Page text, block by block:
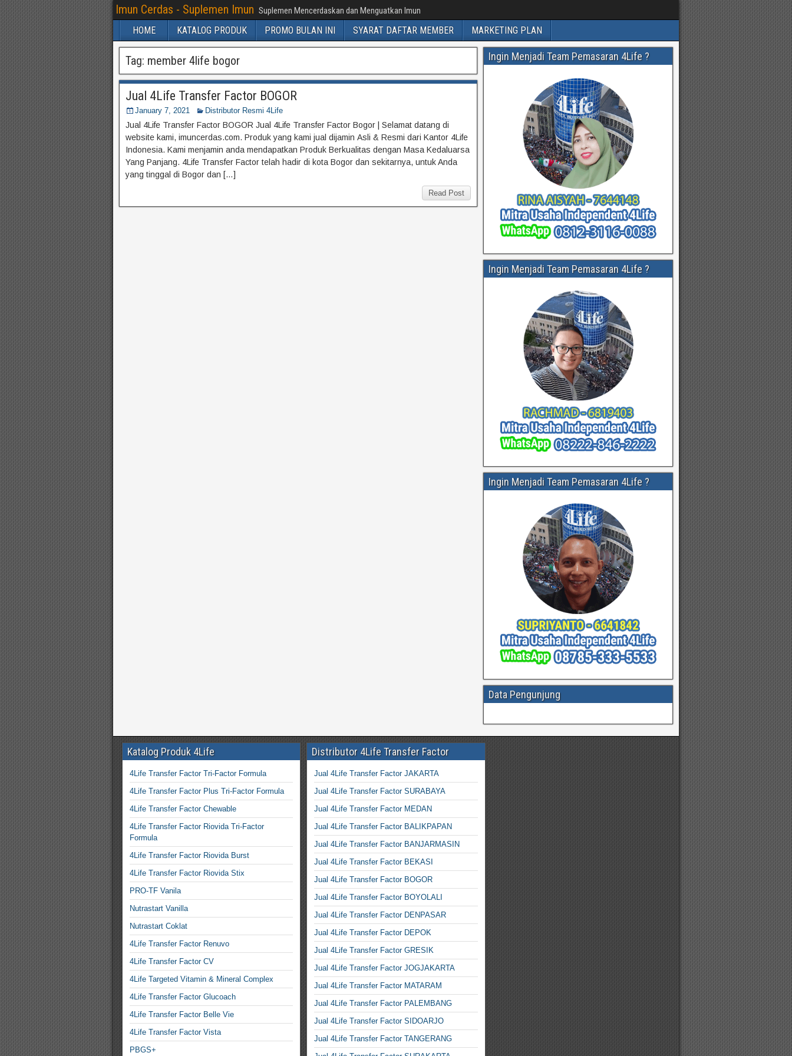
Imun Cerdas - Suplemen Imun Suplemen Mencerdaskan dan Menguatkan Imun
HOME KATALOG PRODUK PROMO BULAN INI SYARAT DAFTAR MEMBER MARKETING PLAN
Tag: member 4life bogor
Jual 4Life Transfer Factor BOGOR
January 7, 2021 Distributor Resmi 4Life
Jual 4Life Transfer Factor BOGOR Jual 4Life Transfer Factor Bogor | Selamat datang di
website kami, imuncerdas.com. Produk yang kami jual dijamin Asli & Resmi dari Kantor 4Life
Indonesia. Kami menjamin anda mendapatkan Produk Berkualitas dengan Masa Kedaluarsa
Yang Panjang. 4Life Transfer Factor telah hadir di kota Bogor dan sekitarnya, untuk Anda
yang tinggal di Bogor dan […]
Read Post
Ingin Menjadi Team Pemasaran 4Life ?
Ingin Menjadi Team Pemasaran 4Life ?
Ingin Menjadi Team Pemasaran 4Life ?
Data Pengunjung
Katalog Produk 4Life
4Life Transfer Factor Tri-Factor Formula
4Life Transfer Factor Plus Tri-Factor Formula
4Life Transfer Factor Chewable
4Life Transfer Factor Riovida Tri-Factor
Formula
4Life Transfer Factor Riovida Burst
4Life Transfer Factor Riovida Stix
PRO-TF Vanila
Nutrastart Vanilla
Nutrastart Coklat
4Life Transfer Factor Renuvo
4Life Transfer Factor CV
4Life Targeted Vitamin & Mineral Complex
4Life Transfer Factor Glucoach
4Life Transfer Factor Belle Vie
4Life Transfer Factor Vista
PBGS+
Distributor 4Life Transfer Factor
Jual 4Life Transfer Factor JAKARTA
Jual 4Life Transfer Factor SURABAYA
Jual 4Life Transfer Factor MEDAN
Jual 4Life Transfer Factor BALIKPAPAN
Jual 4Life Transfer Factor BANJARMASIN
Jual 4Life Transfer Factor BEKASI
Jual 4Life Transfer Factor BOGOR
Jual 4Life Transfer Factor BOYOLALI
Jual 4Life Transfer Factor DENPASAR
Jual 4Life Transfer Factor DEPOK
Jual 4Life Transfer Factor GRESIK
Jual 4Life Transfer Factor JOGJAKARTA
Jual 4Life Transfer Factor MATARAM
Jual 4Life Transfer Factor PALEMBANG
Jual 4Life Transfer Factor SIDOARJO
Jual 4Life Transfer Factor TANGERANG